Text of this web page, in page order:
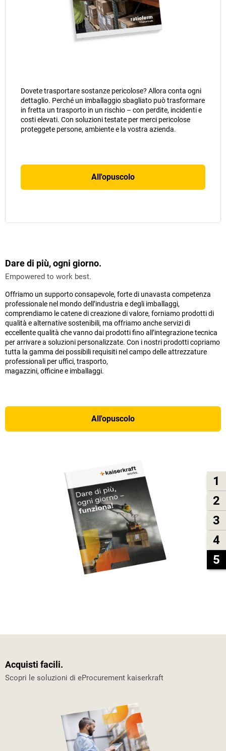
1
2
3
4
5
Dovete trasportare sostanze pericolose? Allora conta ogni
dettaglio. Perché un imballaggio sbagliato può trasformare
in fretta un trasporto in un rischio – con perdite, incidenti e
costi elevati. Con soluzioni testate per merci pericolose
proteggete persone, ambiente e la vostra azienda.
All'opuscolo
Dare di più, ogni giorno.
Empowered to work best.
Offriamo un supporto consapevole, forte di unavasta competenza
professionale nel mondo dell’industria e degli imballaggi,
comprendiamo le catene di creazione di valore, forniamo prodotti di
qualità e alternative sostenibili, ma offriamo anche servizi di
eccellente qualità che vanno dai prodotti fino all’integrazione tecnica
per arrivare a soluzioni personalizzate. Con i nostri prodotti copriamo
tutta la gamma dei possibili requisiti nel campo delle attrezzature
professionali per uffici, trasporto,
magazzini, officine e imballaggi.
All'opuscolo
Acquisti facili.
Scopri le soluzioni di eProcurement kaiserkraft